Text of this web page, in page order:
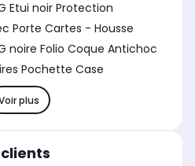
Etui noir Protection
Porte Cartes - Housse
Folio Coque Antichoc
Pochette Case
plus